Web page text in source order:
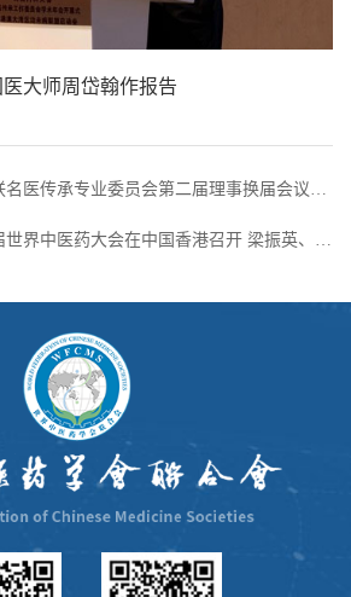
医大师周岱翰作报告
上一篇：世界中联名医传承专业委员会第二届理事换届会议暨学术年会在深圳召开
下一篇：第十八届世界中医药大会在中国香港召开 梁振英、林郑月娥出席大会并致辞，余艳红发表视频讲话